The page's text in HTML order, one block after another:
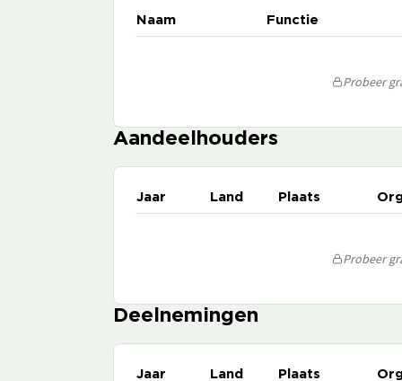
Naam Functie
Probeer
Aandeelhouders
Jaar Land Plaats
Probeer
Deelnemingen
Jaar Land Plaats